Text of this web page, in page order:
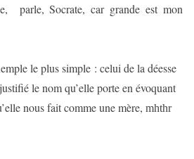
parle, Socrate, car grande est mon
le plus simple : celui de la déesse
le nom qu’elle porte en évoquant
nous fait comme une mère, mhthr